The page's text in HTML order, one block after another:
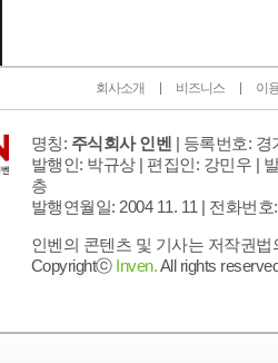
회사소개 비즈니스 이
명칭: 주식회사 인벤 | 등록번호: 경
발행인: 박규상 | 편집인: 강민우 |
층
발행연월일: 2004 11. 11 | 전화번호
인벤의 콘텐츠 및 기사는 저작권
Copyrightⓒ Inven.All rights